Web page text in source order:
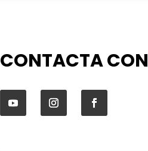
CONTACTA